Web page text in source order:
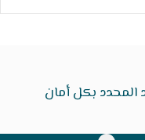
بكل أمان